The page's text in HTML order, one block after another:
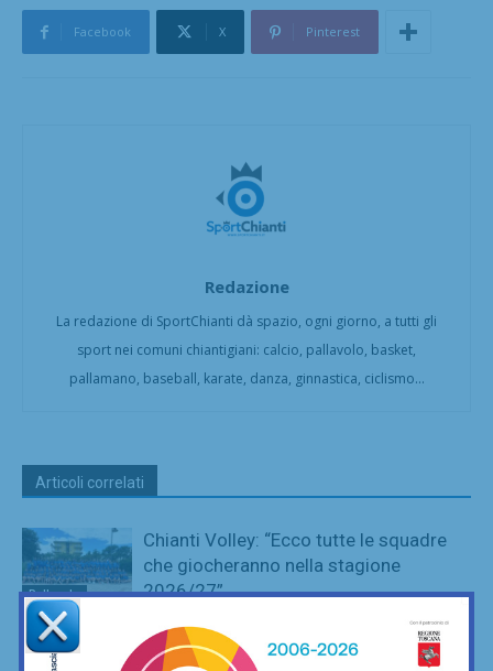
Facebook X Pinterest
Redazione
La redazione di SportChianti dà spazio, ogni giorno, a tutti gli
sport nei comuni chiantigiani: calcio, pallavolo, basket,
pallamano, baseball, karate, danza, ginnastica, ciclismo...
Articoli correlati
Pallavolo
Chianti Volley: “Ecco tutte le squadre
che giocheranno nella stagione
2026/27”
Il San Donato Tavarnelle accoglie un